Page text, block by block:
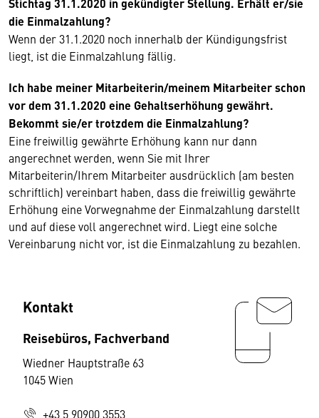
die Einmalzahlung?
Wenn der 31.1.2020 noch innerhalb der Kündigungsfrist
liegt, ist die Einmalzahlung fällig.
Ich habe meiner Mitarbeiterin/meinem Mitarbeiter schon
vor dem 31.1.2020 eine Gehaltserhöhung gewährt.
Bekommt sie/er trotzdem die Einmalzahlung?
Eine freiwillig gewährte Erhöhung kann nur dann
angerechnet werden, wenn Sie mit Ihrer
Mitarbeiterin/Ihrem Mitarbeiter ausdrücklich (am besten
schriftlich) vereinbart haben, dass die freiwillig gewährte
Erhöhung eine Vorwegnahme der Einmalzahlung darstellt
und auf diese voll angerechnet wird. Liegt eine solche
Vereinbarung nicht vor, ist die Einmalzahlung zu bezahlen.
Kontakt
Reisebüros, Fachverband
Wiedner Hauptstraße 63
1045 Wien
+43 5 90900 3553